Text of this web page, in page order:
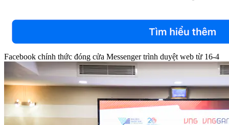
Facebook chính thức đóng cửa Messenger trình duyệt web từ 16-4